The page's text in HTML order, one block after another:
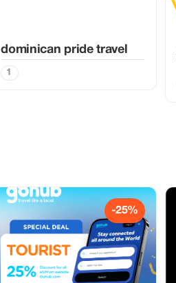
dominican pride travel
1
-25%